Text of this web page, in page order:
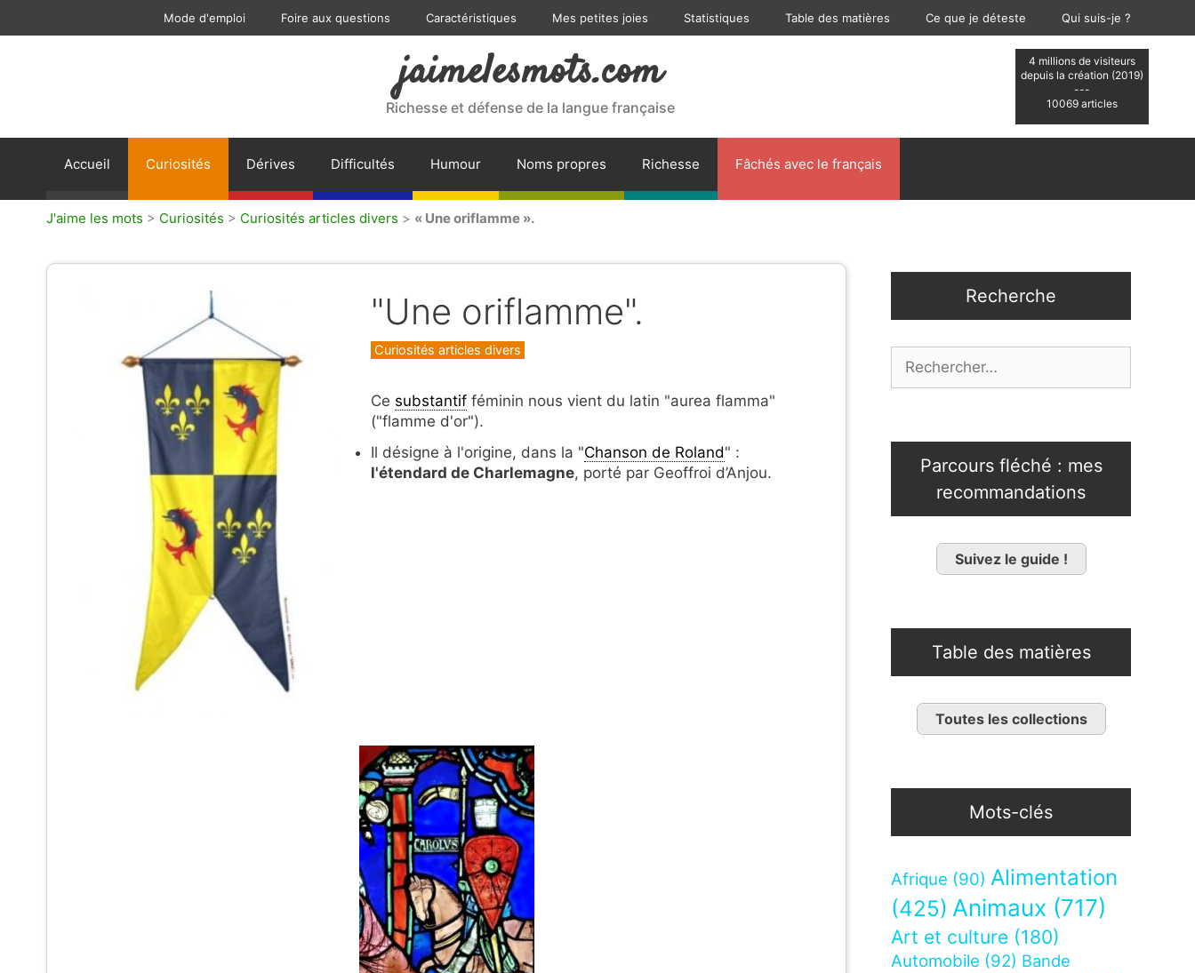
Mode d'emploi Foire aux questions Caractéristiques Mes petites joies Statistiques Table des matières Ce que je déteste Qui suis-je ?
4 millions de visiteurs
depuis la création (2019)
---
10069 articles
jaimelesmots.com
Richesse et défense de la langue française
Accueil Curiosités Dérives Difficultés Humour Noms propres Richesse Fâchés avec le français
J'aime les mots > Curiosités > Curiosités articles divers > « Une oriflamme ».
"Une oriflamme".
Catégories
Curiosités articles divers
Ce substantif féminin nous vient du latin "aurea flamma"
("flamme d'or").
Il désigne à l'origine, dans la "Chanson de Roland" :
l'étendard de Charlemagne, porté par Geoffroi d’Anjou.
Recherche
Parcours fléché : mes
recommandations
Suivez le guide !
Table des matières
Toutes les collections
Mots-clés
Afrique (90) Alimentation
(425) Animaux (717)
Art et culture (180)
Automobile (92) Bande